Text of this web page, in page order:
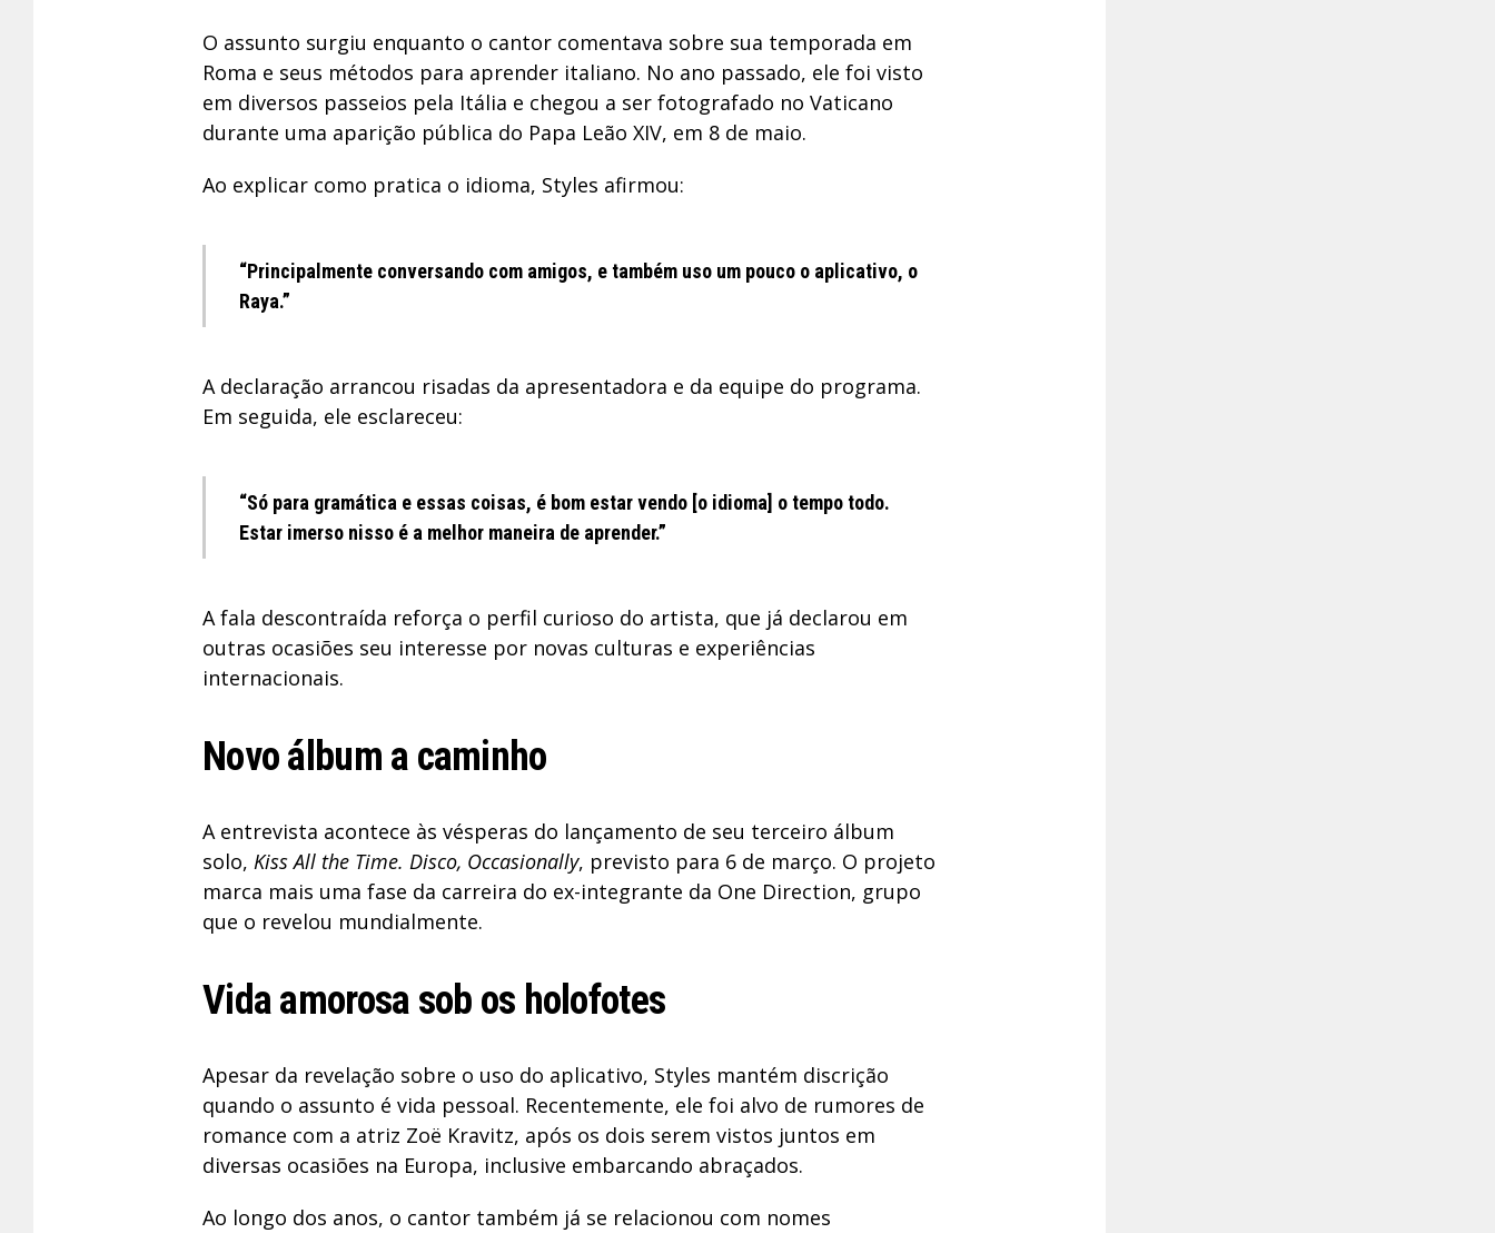
O assunto surgiu enquanto o cantor comentava sobre sua temporada em
Roma e seus métodos para aprender italiano. No ano passado, ele foi visto
em diversos passeios pela Itália e chegou a ser fotografado no Vaticano
durante uma aparição pública do Papa Leão XIV, em 8 de maio.
Ao explicar como pratica o idioma, Styles afirmou:
“Principalmente conversando com amigos, e também uso um pouco o aplicativo, o
Raya.”
A declaração arrancou risadas da apresentadora e da equipe do programa.
Em seguida, ele esclareceu:
“Só para gramática e essas coisas, é bom estar vendo [o idioma] o tempo todo.
Estar imerso nisso é a melhor maneira de aprender.”
A fala descontraída reforça o perfil curioso do artista, que já declarou em
outras ocasiões seu interesse por novas culturas e experiências
internacionais.
Novo álbum a caminho
A entrevista acontece às vésperas do lançamento de seu terceiro álbum
solo, Kiss All the Time. Disco, Occasionally, previsto para 6 de março. O projeto
marca mais uma fase da carreira do ex-integrante da One Direction, grupo
que o revelou mundialmente.
Vida amorosa sob os holofotes
Apesar da revelação sobre o uso do aplicativo, Styles mantém discrição
quando o assunto é vida pessoal. Recentemente, ele foi alvo de rumores de
romance com a atriz Zoë Kravitz, após os dois serem vistos juntos em
diversas ocasiões na Europa, inclusive embarcando abraçados.
Ao longo dos anos, o cantor também já se relacionou com nomes